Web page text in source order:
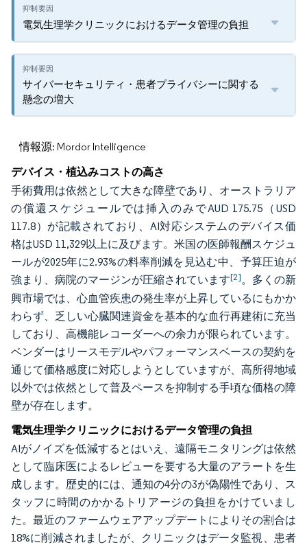
電気生理学クリニックにおけるデータ管理の負担
サイバーセキュリティ・患者プライバシーに関する
懸念の増大
情報源: Mordor Intelligence
デバイス・植込みコストの高さ
手術費用は依然として大きな障壁であり、オーストラリア
の償還スケジュールでは挿入のみでAUD 175.75（USD
117.8）が記載されており、AI対応システムのデバイス価
格はUSD 11,329以上に及びます。米国の医師報酬スケジュ
ールが2025年に2.93%の料率削減を見込む中、予算圧迫が
強まり、病院のマージンが圧縮されています[2]。多くの新
興市場では、心血管疾患の発生率が上昇しているにもかか
わらず、乏しい心臓関連資金を基本的な血行再建術に充当
しており、高機能レコーダーへの余力が限られています。
ベンダーはリースモデルやパフォーマンスベースの契約を
通じて価格感度に対応しようとしていますが、高所得地域
以外では依然として普及ペースを抑制する手頃な価格の障
壁が存在します。
電気生理学クリニックにおけるデータ管理の負担
AIがノイズを低減するとはいえ、遠隔モニタリングは依然
として臨床医によるレビューを要する大量のアラートを生
成します。歴史的には、通知の4分の3が偽陽性であり、ス
タッフに時間のかかるトリアージの負担をかけていまし
た。最近のファームウェアアップデートによりその割合は
18%に削減されましたが、クリニックはデータ監視、患者